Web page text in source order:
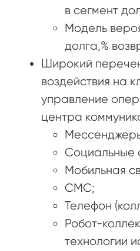
в сегмент
Модель
долга,%
Широкий
воздействия на
управление
центра
Социальные
Мобильная
СМС;
Телефон
Робот-
технологии